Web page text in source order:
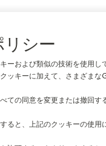
リシー
ーおよび類似の技術を使用
ッキーに加えて、さまざまな
ての同意を変更または撤回
ると、上記のクッキーの使用